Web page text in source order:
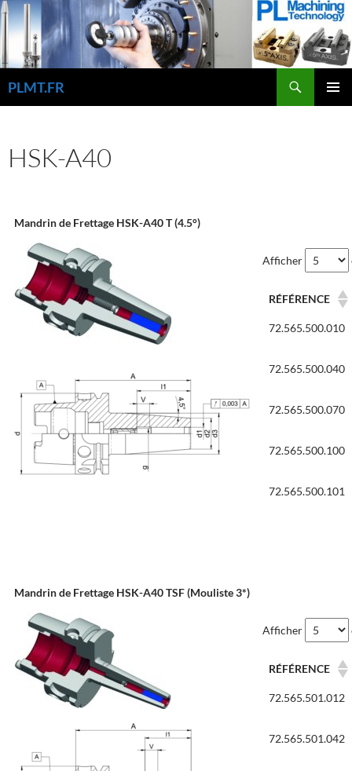
Aller
au
contenu
PLMT.FR
HSK-A40
Mandrin de Frettage HSK-A40 T (4.5°)
Afficher
RÉFÉRENCE
72.565.500.010
72.565.500.040
72.565.500.070
72.565.500.100
72.565.500.101
Mandrin de Frettage HSK-A40 TSF (Mouliste 3*)
Afficher
RÉFÉRENCE
72.565.501.012
72.565.501.042